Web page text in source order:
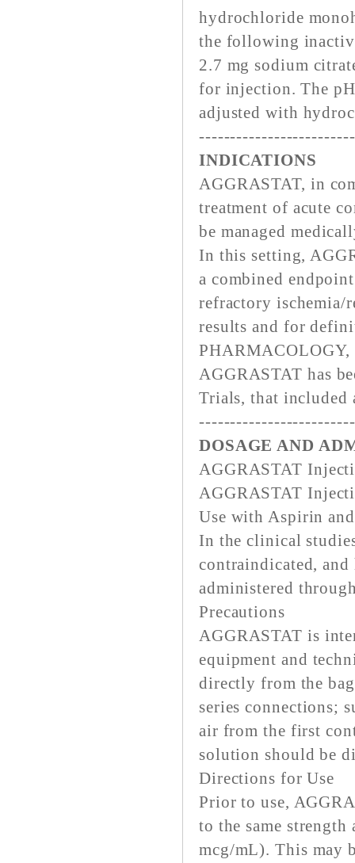
hydrochloride
the following
2.7 mg sodium
for injection. The
adjusted with
INDICATIONS
AGGRASTAT, in
treatment of acute
be managed
In this setting,
a combined
refractory ischemia/
results and for
AGGRASTAT has
Trials, that included
DOSAGE AND
AGGRASTAT
AGGRASTAT
Use with Aspirin
In the clinical
contraindicated, and
administered
Precautions
AGGRASTAT is
equipment and
directly from the
series connections;
air from the first
solution should be
Directions for Use
Prior to use,
to the same
mcg/mL). This may